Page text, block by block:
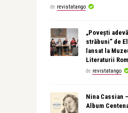
de revistatango
„Povești
străbuni” de
lansat la
Literaturii
de revistatango
Nina Cassian
Album